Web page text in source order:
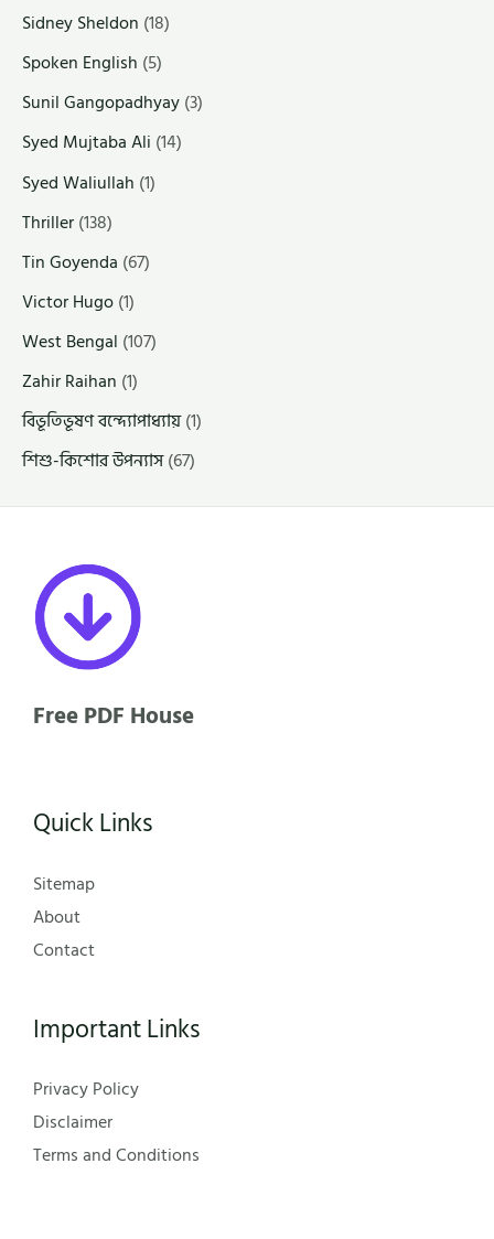
Sidney Sheldon (18)
Spoken English (5)
Sunil Gangopadhyay(3)
Syed Mujtaba Ali (14)
Syed Waliullah (1)
Thriller(138)
Tin Goyenda (67)
Victor Hugo(1)
West Bengal (107)
Zahir Raihan (1)
বিভূতিভূষণ বন্দ্যোপাধ্যায়(1)
শিশু-কিশোর উপন্যাস(67)
Free PDF House
Quick Links
Sitemap
About
Contact
Important Links
Privacy Policy
Disclaimer
Terms and Conditions